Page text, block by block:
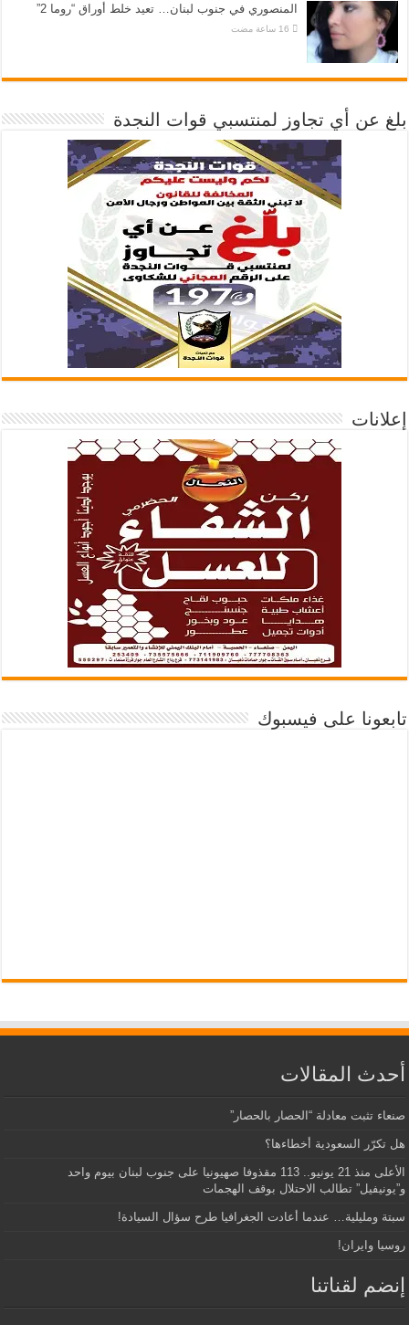
المنصوري في جنوب لبنان… تعيد خلط أوراق “روما 2”
بلغ عن أي تجاوز لمنتسبي قوات النجدة
إعلانات
تابعونا على فيسبوك
أحدث المقالات
صنعاء تثبت معادلة “الحصار بالحصار”
هل تكرّر السعودية أخطاءها؟
الأعلى منذ 21 يونيو.. 113 مقذوفا صهيونيا على جنوب لبنان بيوم واحد
و”يونيفيل” تطالب الاحتلال بوقف الهجمات
سبتة ومليلية… عندما أعادت الجغرافيا طرح سؤال السيادة!
روسيا وايران!
إنضم لقناتنا